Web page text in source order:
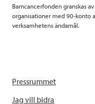
Barncancerfonden granskas
organisationer med 90-konto
verksamhetens ändamål.
Pressrummet
Jag vill bidra